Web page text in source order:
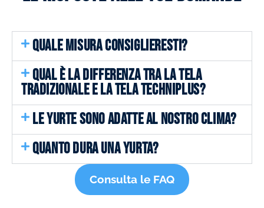
QUALE MISURA CONSIGLIERESTI?
QUAL È LA DIFFERENZA TRA LA TELA
TRADIZIONALE E LA TELA TECHNIPLUS?
LE YURTE SONO ADATTE AL NOSTRO CLIMA?
QUANTO DURA UNA YURTA?
Consulta le FAQ